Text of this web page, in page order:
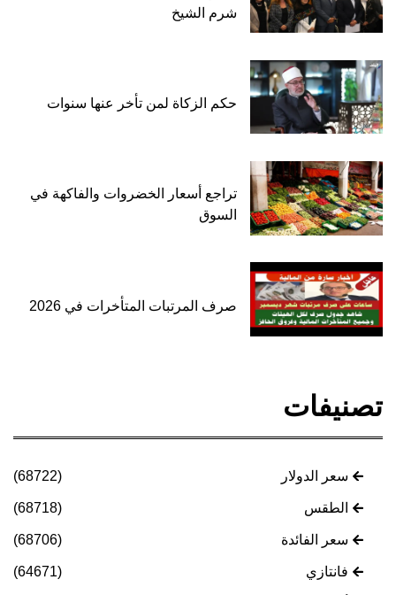
شرم الشيخ
حكم الزكاة لمن تأخر عنها سنوات
تراجع أسعار الخضروات والفاكهة في
السوق
صرف المرتبات المتأخرات في 2026
تصنيفات
سعر الدولار (68722)
الطقس (68718)
سعر الفائدة (68706)
فانتازي (64671)